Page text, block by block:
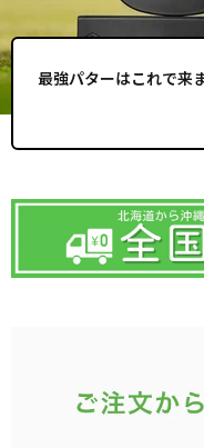
最強パターはこれで来